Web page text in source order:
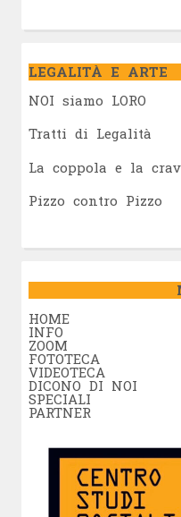
LEGALITÀ E ARTE
NOI siamo LORO
Tratti di Legalità
La coppola e la
Pizzo contro Pizzo
HOME
INFO
ZOOM
FOTOTECA
VIDEOTECA
DICONO DI NOI
SPECIALI
PARTNER